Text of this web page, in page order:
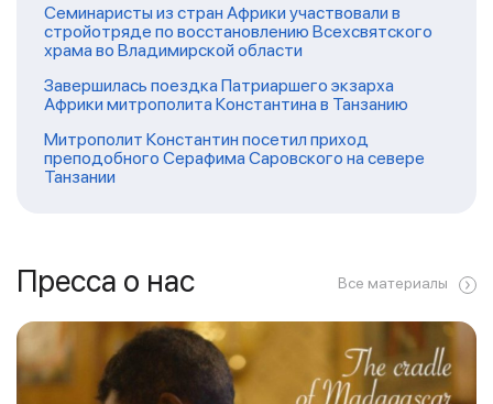
Семинаристы из стран Африки участвовали в
стройотряде по восстановлению Всехсвятского
храма во Владимирской области
Завершилась поездка Патриаршего экзарха
Африки митрополита Константина в Танзанию
Митрополит Константин посетил приход
преподобного Серафима Саровского на севере
Танзании
Пресса о нас Все материалы